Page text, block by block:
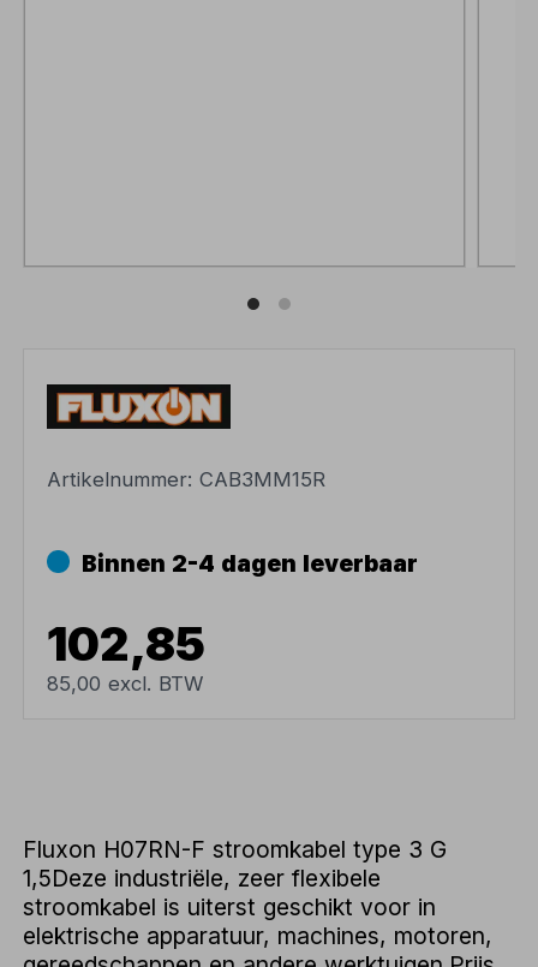
Artikelnummer:CAB3MM15R
Binnen 2-4 dagen leverbaar
102,85
85,00 excl. BTW
Fluxon H07RN-F stroomkabel type 3 G
1,5Deze industriële, zeer flexibele
stroomkabel is uiterst geschikt voor in
elektrische apparatuur, machines, motoren,